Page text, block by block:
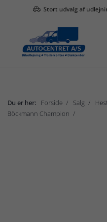
Stort udvalg af
Du er her: Forside Salg
Böckmann Champion